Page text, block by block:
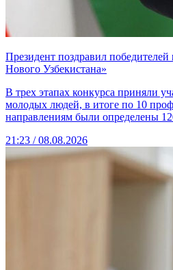
Президент поздравил победителей
Нового Узбекистана»
В трех этапах конкурса приняли
молодых людей, в итоге по 10
направлениям были определены
21:23 / 08.08.2026